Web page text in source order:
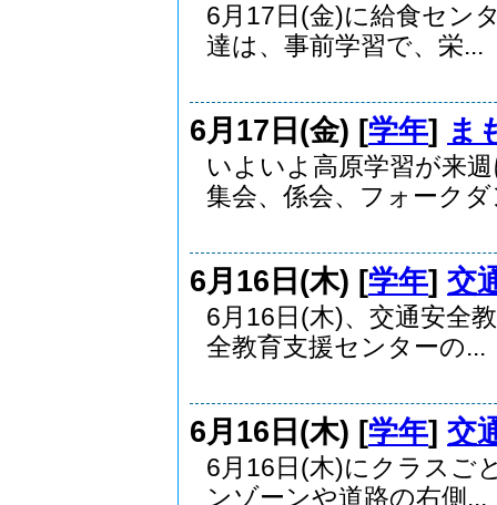
6月17日(金)に給食セン
達は、事前学習で、栄...
6月17日(金) [学年] ま
いよいよ高原学習が来
集会、係会、フォークダ
6月16日(木) [学年] 交
6月16日(木)、交通安全
全教育支援センターの...
6月16日(木) [学年] 交
6月16日(木)にクラスご
ンゾーンや道路の右側...